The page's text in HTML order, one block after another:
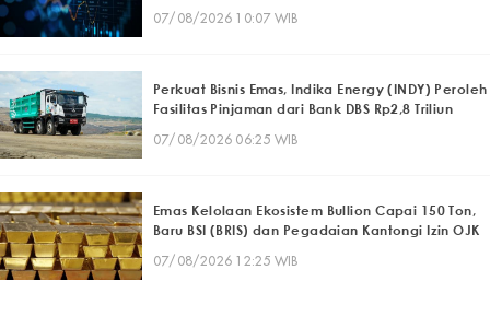
07/08/2026 10:07 WIB
Perkuat Bisnis Emas, Indika Energy (INDY) Peroleh
Fasilitas Pinjaman dari Bank DBS Rp2,8 Triliun
07/08/2026 06:25 WIB
Emas Kelolaan Ekosistem Bullion Capai 150 Ton,
Baru BSI (BRIS) dan Pegadaian Kantongi Izin OJK
07/08/2026 12:25 WIB